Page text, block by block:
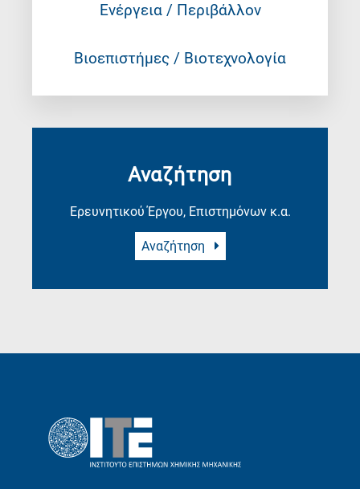
Ενέργεια / Περιβάλλον
Βιοεπιστήμες / Βιοτεχνολογία
Αναζήτηση
Ερευνητικού Έργου, Επιστημόνων κ.α.
Αναζήτηση